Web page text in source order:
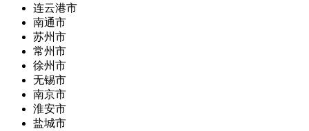
连云港市
南通市
苏州市
常州市
徐州市
无锡市
南京市
淮安市
盐城市